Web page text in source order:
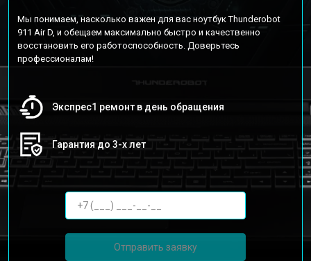
Мы понимаем, насколько важен для вас ноутбук Thunderobot
911 Air D, и обещаем максимально быстро и качественно
восстановить его работоспособность. Доверьтесь
профессионалам!
Экспрес1 ремонт в день обращения
Гарантия до 3-х лет
Отправить заявку